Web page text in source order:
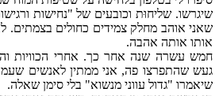
שיגרשו. שליחוּת וכובעים של "נחישות
שאני אוהב מחלק צמידים כחולים בצמתים.
אותו אותה אהבה.
חמש עשרה שנה אחר כך. אחרי הכוויות
געש שהתפרצו פה, אני ממתין לאנשים
שיאמרו "גדול עווני מנשוא" בלי סימן שאלה.